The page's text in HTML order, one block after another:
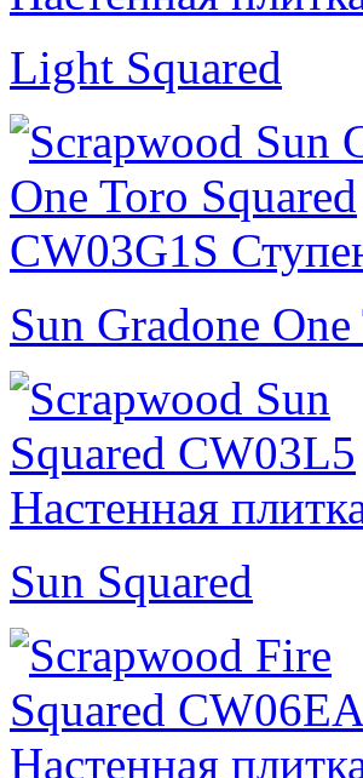
Light Squared
Sun Gradone
Sun Squared